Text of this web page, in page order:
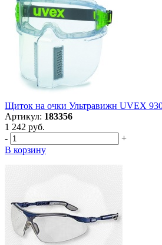
Щиток на очки Ультравижн UVEX
Артикул: 183356
1 242 руб.
-
+
В корзину